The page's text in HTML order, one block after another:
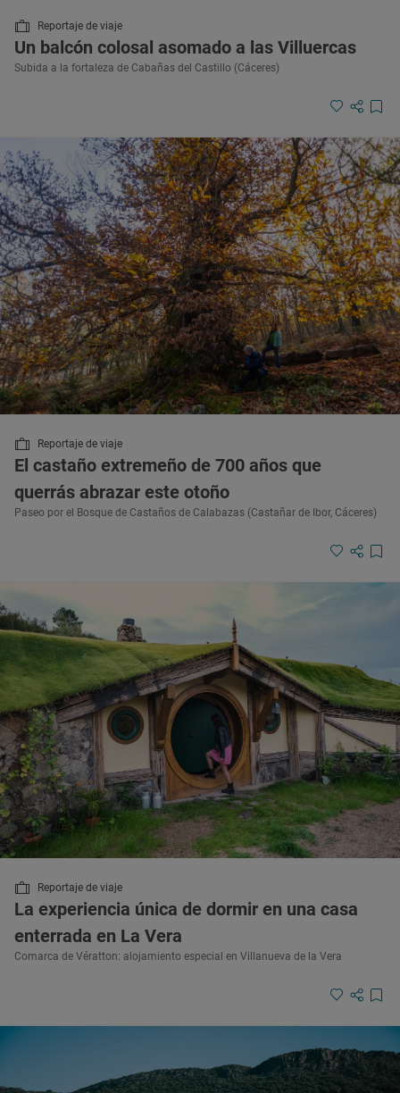
Reportaje de viaje
Un balcón colosal asomado a las Villuercas
Subida a la fortaleza de Cabañas del Castillo (Cáceres)
Reportaje de viaje
El castaño extremeño de 700 años que
querrás abrazar este otoño
Paseo por el Bosque de Castaños de Calabazas (Castañar de Ibor, Cáceres)
Reportaje de viaje
La experiencia única de dormir en una casa
enterrada en La Vera
Comarca de Vératton: alojamiento especial en Villanueva de la Vera